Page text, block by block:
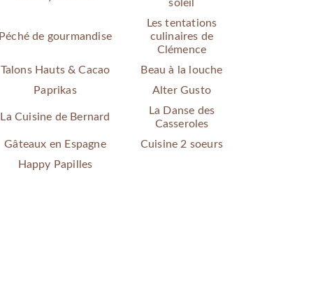
soleil
Péché de gourmandise
Les tentations
culinaires de
Clémence
Talons Hauts & Cacao
Beau à la louche
Paprikas
Alter Gusto
La Cuisine de Bernard
La Danse des
Casseroles
Gâteaux en Espagne
Cuisine 2 soeurs
Happy Papilles